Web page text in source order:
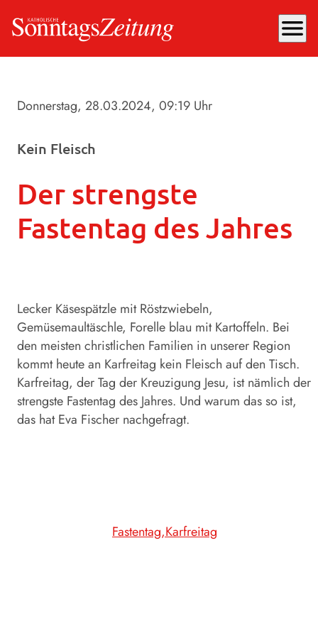
menu
Donnerstag, 28.03.2024, 09:19 Uhr
Kein Fleisch
Der strengste
Fastentag des Jahres
Lecker Käsespätzle mit Röstzwiebeln,
Gemüsemaultäschle, Forelle blau mit Kartoffeln. Bei
den meisten christlichen Familien in unserer Region
kommt heute an Karfreitag kein Fleisch auf den Tisch.
Karfreitag, der Tag der Kreuzigung Jesu, ist nämlich der
strengste Fastentag des Jahres. Und warum das so ist,
das hat Eva Fischer nachgefragt.
Fastentag Karfreitag